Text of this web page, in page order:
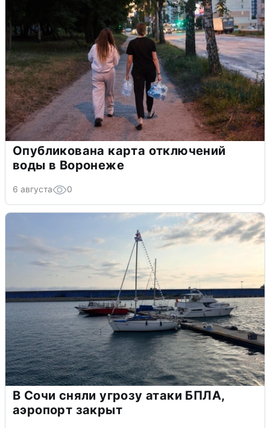
Опубликована карта отключений
воды в Воронеже
6 августа 0
В Сочи сняли угрозу атаки БПЛА,
аэропорт закрыт